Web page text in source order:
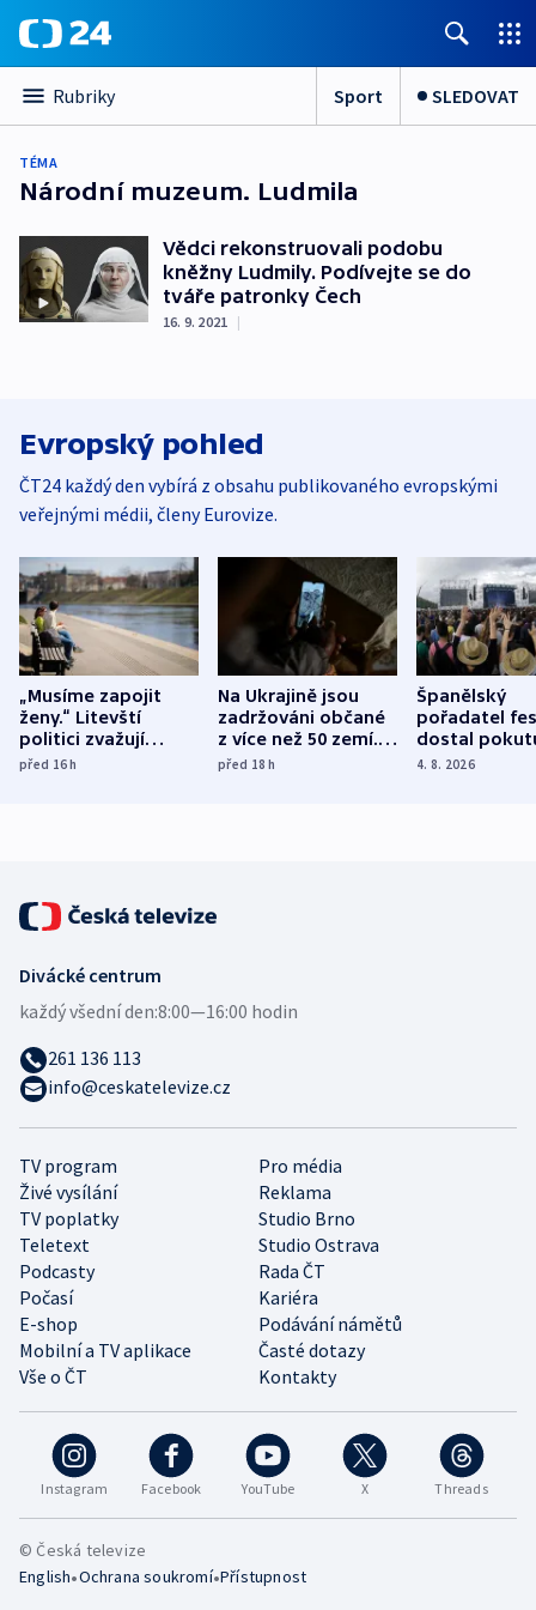
Rubriky Sport SLEDOVAT
TÉMA
Národní muzeum. Ludmila
Vědci rekonstruovali podobu
kněžny Ludmily. Podívejte se do
tváře patronky Čech
16. 9. 2021 |
Evropský pohled
ČT24 každý den vybírá z obsahu publikovaného evropskými
veřejnými médii, členy Eurovize.
„Musíme zapojit
ženy.“ Litevští
politici zvažují
dohodu o
před 16h
Na Ukrajině jsou
zadržováni občané
z více než 50 zemí.
Bojovali na straně
před 18h
Španělský
pořadatel
dostal
nekalé
4. 8. 2026
Instagram Facebook YouTube X Threads
TV program
Pro média
Živé vysílání
Reklama
TV poplatky
Studio Brno
Teletext
Studio Ostrava
Podcasty
Rada ČT
Počasí
Kariéra
E-shop
Podávání námětů
Mobilní a TV aplikace
Časté dotazy
Vše o ČT
Kontakty
Divácké centrum
každý všední den:8:00—16:00 hodin
261 136 113
info@ceskatelevize.cz
© Česká televize
English•Ochrana soukromí•Přístupnost